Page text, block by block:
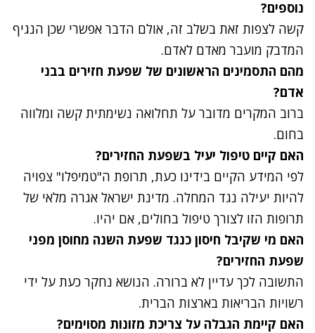
נוספים?
קשה לצפות זאת בשלב זה, אולם הדבר אפשרי שכן הנגיף
המדבק מועבר מאדם לאדם.
מהם התסמינים הראשונים של שפעת חזירים בבני
אדם?
ברוב המקרים מדובר על תחלואה נשימתית קשה ומלווה
בחום.
האם קיים טיפול יעיל בשפעת החזירים?
לפי המידע הקיים בידינו כעת, תרופת ה"טמיפלו" צפויה
להיות יעילה נגד המחלה. מדינת ישראל אגרה מלאי של
תרופות הזו לצורך טיפול בחולים, אם יהיו.
האם מי שקיבל חיסון כנגד שפעת השנה מחוסן מפני
שפעת החזירים?
התשובה לכך עדיין לא ברורה. הנושא נחקר כעת על ידי
רשויות הבריאות בארצות הברית.
האם קיימת הגבלה על צריכת מזונות מסוימים?